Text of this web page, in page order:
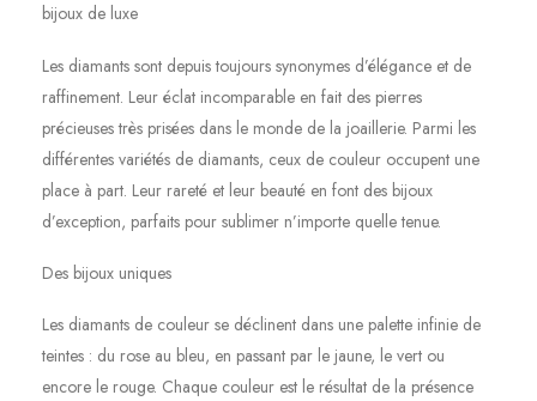
bijoux de luxe
Les diamants sont depuis toujours synonymes d’élégance et de
raffinement. Leur éclat incomparable en fait des pierres
précieuses très prisées dans le monde de la joaillerie. Parmi les
différentes variétés de diamants, ceux de couleur occupent une
place à part. Leur rareté et leur beauté en font des bijoux
d’exception, parfaits pour sublimer n’importe quelle tenue.
Des bijoux uniques
Les diamants de couleur se déclinent dans une palette infinie de
teintes : du rose au bleu, en passant par le jaune, le vert ou
encore le rouge. Chaque couleur est le résultat de la présence